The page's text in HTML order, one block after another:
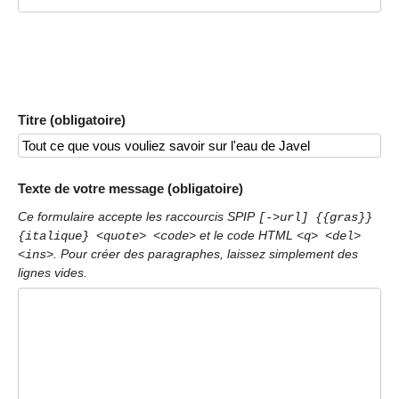
Titre (obligatoire)
Texte de votre message (obligatoire)
Ce formulaire accepte les raccourcis SPIP [->url] {{gras}}
{italique} <quote> <code> et le code HTML <q> <del>
<ins> . Pour créer des paragraphes, laissez simplement des
lignes vides.